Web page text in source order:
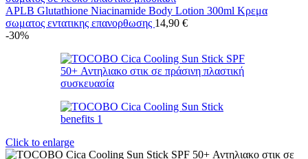
APLB Glutathione Niacinamide Body Lotion 300ml Κρεμα
σωματος εντατικης επανορθωσης 14,90 €
-30%
Click to enlarge